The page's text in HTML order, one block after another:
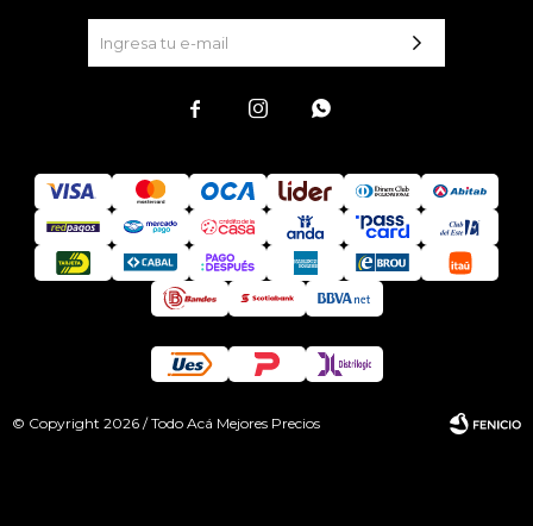
  
© Copyright 2026 / Todo Acá Mejores Precios